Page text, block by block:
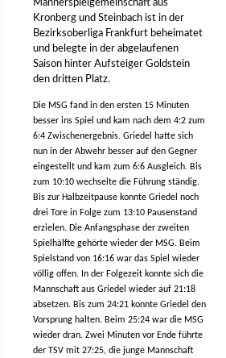
Männerspielgemeinschaft aus
Kronberg und Steinbach ist in der
Bezirksoberliga Frankfurt beheimatet
und belegte in der abgelaufenen
Saison hinter Aufsteiger Goldstein
den dritten Platz.
Die MSG fand in den ersten 15 Minuten
besser ins Spiel und kam nach dem 4:2 zum
6:4 Zwischenergebnis. Griedel hatte sich
nun in der Abwehr besser auf den Gegner
eingestellt und kam zum 6:6 Ausgleich. Bis
zum 10:10 wechselte die Führung ständig.
Bis zur Halbzeitpause konnte Griedel noch
drei Tore in Folge zum 13:10 Pausenstand
erzielen. Die Anfangsphase der zweiten
Spielhälfte gehörte wieder der MSG. Beim
Spielstand von 16:16 war das Spiel wieder
völlig offen. In der Folgezeit konnte sich die
Mannschaft aus Griedel wieder auf 21:18
absetzen. Bis zum 24:21 konnte Griedel den
Vorsprung halten. Beim 25:24 war die MSG
wieder dran. Zwei Minuten vor Ende führte
der TSV mit 27:25, die junge Mannschaft